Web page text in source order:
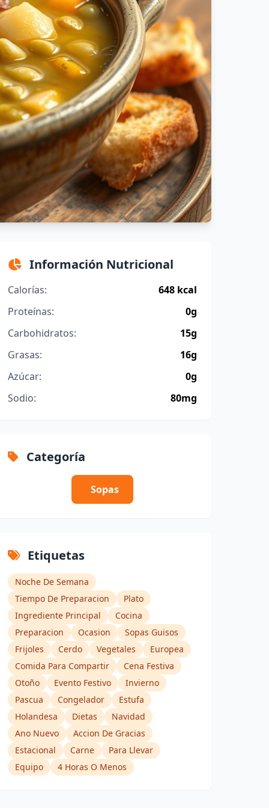
Información Nutricional
Calorías:
648 kcal
Proteínas:
0g
Carbohidratos:
15g
Grasas:
16g
Azúcar:
0g
Sodio:
80mg
Categoría
Sopas
Etiquetas
Noche De Semana
Tiempo De Preparacion
Plato
Ingrediente Principal
Cocina
Preparacion
Ocasion
Sopas Guisos
Frijoles
Cerdo Vegetales
Europea
Comida Para Compartir
Cena Festiva
Otoño
Evento Festivo
Invierno
Pascua
Congelador
Estufa
Holandesa
Dietas
Navidad
Ano Nuevo
Accion De Gracias
Estacional
Carne
Para Llevar
Equipo
4 Horas O Menos